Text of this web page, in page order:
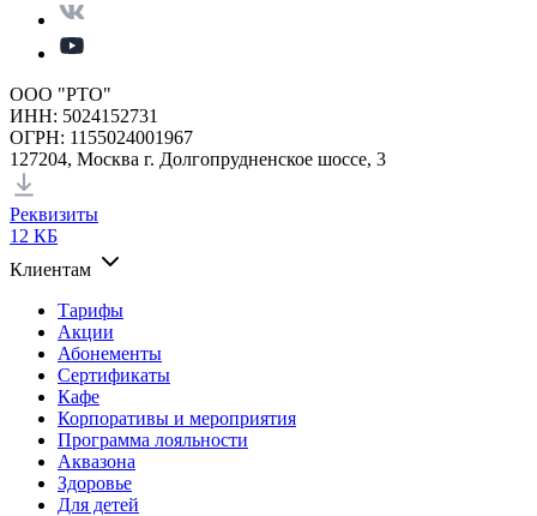
ООО "РТО"
ИНН: 5024152731
ОГРН: 1155024001967
127204, Москва г. Долгопрудненское шоссе, 3
Реквизиты
12 КБ
Клиентам
Тарифы
Акции
Абонементы
Сертификаты
Кафе
Корпоративы и мероприятия
Программа лояльности
Аквазона
Здоровье
Для детей